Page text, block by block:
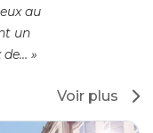
au
un
»
Voir plus